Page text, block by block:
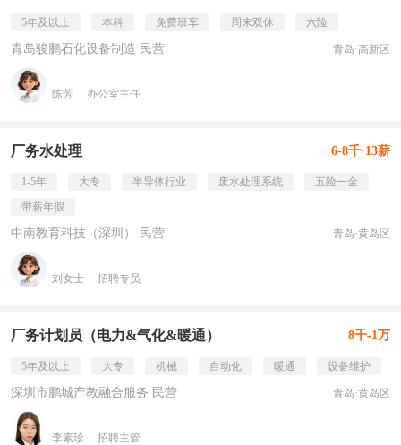
5年及以上 本科 免费班车 周末双休 六险
青岛骏鹏石化设备制造 民营 青岛·高新区
陈芳 办公室主任
厂务水处理 6-8千·13薪
1-5年 大专 半导体行业 废水处理系统
五险一金
带薪年假
中南教育科技（深圳） 民营 青岛·黄岛区
刘女士 招聘专员
厂务计划员（电力&气化&暖通） 8千-1万
5年及以上 大专 机械 自动化 暖通 设备维护
深圳市鹏城产教融合服务 民营 青岛·黄岛区
李素珍 招聘主管